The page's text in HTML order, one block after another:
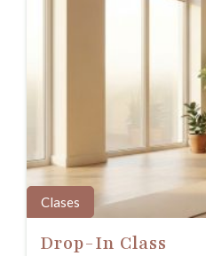
Clases
Drop-In Class